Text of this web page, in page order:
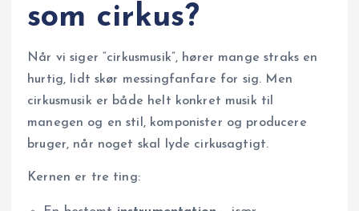
som cirkus?
Når vi siger “cirkusmusik”, hører mange straks en
hurtig, lidt skør messingfanfare for sig. Men
cirkusmusik er både helt konkret musik til
manegen og en stil, komponister og producere
bruger, når noget skal lyde cirkusagtigt.
Kernen er tre ting: